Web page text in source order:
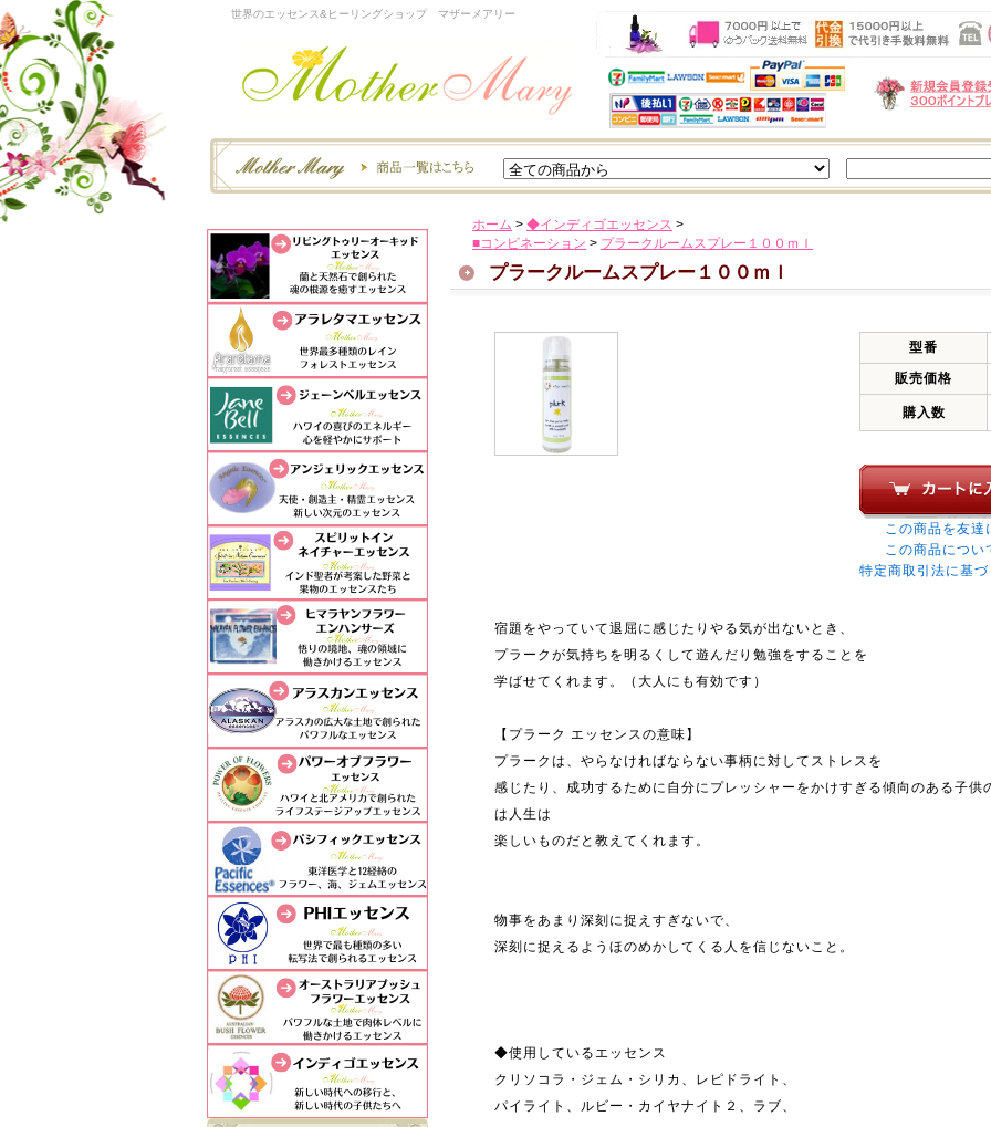
世界のエッセンス&ヒーリングショップ マザーメアリー
ホーム > ◆インディゴエッセンス >
■コンビネーション > プラークルームスプレー１００ｍｌ
プラークルームスプレー１００ｍｌ
型番
販売価格
購入数
この商品を友達
この商品につい
特定商取引法に基
宿題をやっていて退屈に感じたりやる気が出ないとき、
プラークが気持ちを明るくして遊んだり勉強をすることを
学ばせてくれます。（大人にも有効です）
【プラーク エッセンスの意味】
プラークは、やらなければならない事柄に対してストレスを
感じたり、成功するために自分にプレッシャーをかけすぎる傾向のある子供
は人生は
楽しいものだと教えてくれます。
物事をあまり深刻に捉えすぎないで、
深刻に捉えるようほのめかしてくる人を信じないこと。
◆使用しているエッセンス
クリソコラ・ジェム・シリカ、レピドライト、
パイライト、ルビー・カイヤナイト２、ラブ、